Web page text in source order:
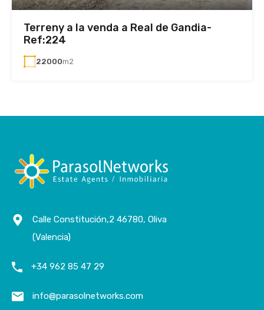
Terreny a la venda a Real de Gandia-
Ref:224
22000m2
Calle Constitución,2 46780, Oliva
(Valencia)
+34 962 85 47 29
info@parasolnetworks.com